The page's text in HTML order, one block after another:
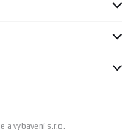
a vybavení s.r.o.